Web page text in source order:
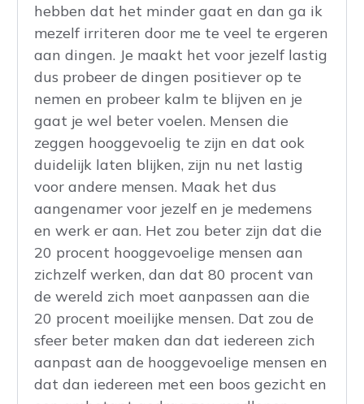
hebben dat het minder gaat en dan ga ik
mezelf irriteren door me te veel te ergeren
aan dingen. Je maakt het voor jezelf lastig
dus probeer de dingen positiever op te
nemen en probeer kalm te blijven en je
gaat je wel beter voelen. Mensen die
zeggen hooggevoelig te zijn en dat ook
duidelijk laten blijken, zijn nu net lastig
voor andere mensen. Maak het dus
aangenamer voor jezelf en je medemens
en werk er aan. Het zou beter zijn dat die
20 procent hooggevoelige mensen aan
zichzelf werken, dan dat 80 procent van
de wereld zich moet aanpassen aan die
20 procent moeilijke mensen. Dat zou de
sfeer beter maken dan dat iedereen zich
aanpast aan de hooggevoelige mensen en
dat dan iedereen met een boos gezicht en